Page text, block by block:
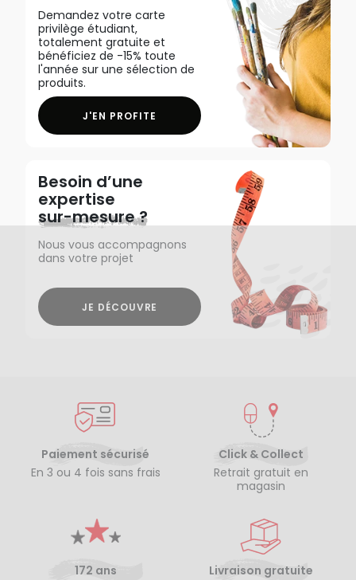
Demandez votre carte
privilège étudiant,
totalement gratuite et
bénéficiez de -15% toute
l'année sur une sélection de
produits.
J'EN PROFITE
Besoin d’une
expertise
sur-mesure ?
Nous vous accompagnons
dans votre projet
JE DÉCOUVRE
Paiement sécurisé
En 3 ou 4 fois sans frais
Click & Collect
Retrait gratuit en
magasin
172 ans
Livraison gratuite